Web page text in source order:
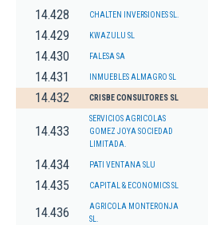
14.428 CHALTEN INVERSIONES SL.
14.429 KWAZULU SL
14.430 FALESA SA
14.431 INMUEBLES ALMAGRO SL
14.432 CRISBE CONSULTORES SL
14.433
SERVICIOS AGRICOLAS
GOMEZ JOYA SOCIEDAD
LIMITADA.
14.434 PATI VENTANA SLU
14.435 CAPITAL & ECONOMICS SL
14.436
AGRICOLA MONTERONJA
SL.